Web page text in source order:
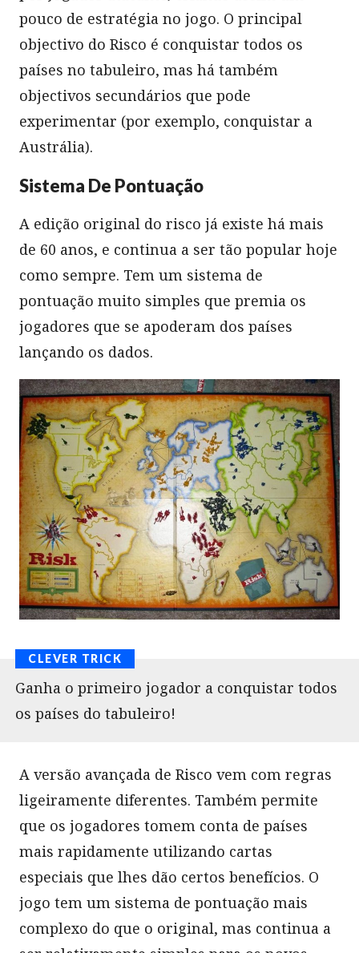
pouco de estratégia no jogo. O principal
objectivo do Risco é conquistar todos os
países no tabuleiro, mas há também
objectivos secundários que pode
experimentar (por exemplo, conquistar a
Austrália).
Sistema De Pontuação
A edição original do risco já existe há mais
de 60 anos, e continua a ser tão popular hoje
como sempre. Tem um sistema de
pontuação muito simples que premia os
jogadores que se apoderam dos países
lançando os dados.
Ganha o primeiro jogador a conquistar todos
os países do tabuleiro!
A versão avançada de Risco vem com regras
ligeiramente diferentes. Também permite
que os jogadores tomem conta de países
mais rapidamente utilizando cartas
especiais que lhes dão certos benefícios. O
jogo tem um sistema de pontuação mais
complexo do que o original, mas continua a